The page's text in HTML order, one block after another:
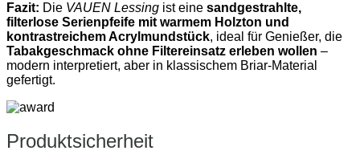
Fazit: Die VAUEN Lessing ist eine sandgestrahlte,
filterlose Serienpfeife mit warmem Holzton und
kontrastreichem Acrylmundstück, ideal für Genießer, die
Tabakgeschmack ohne Filtereinsatz erleben wollen –
modern interpretiert, aber in klassischem Briar‑Material
gefertigt.
Produktsicherheit